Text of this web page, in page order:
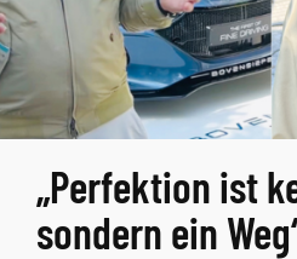
„Perfektion ist
sondern ein